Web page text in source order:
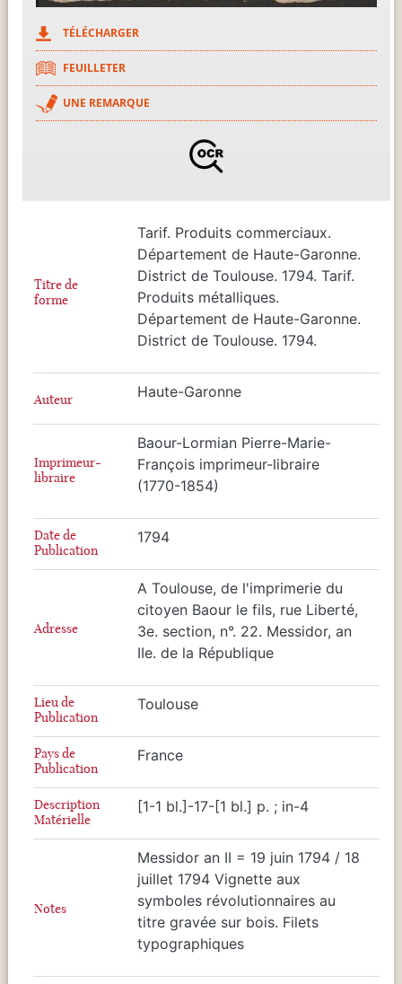
TÉLÉCHARGER
FEUILLETER
UNE REMARQUE
Titre de
forme
Tarif. Produits commerciaux.
Département de Haute-Garonne.
District de Toulouse. 1794. Tarif.
Produits métalliques.
Département de Haute-Garonne.
District de Toulouse. 1794.
Auteur Haute-Garonne
Imprimeur-
libraire
Baour-Lormian Pierre-Marie-
François imprimeur-libraire
(1770-1854)
Date de
Publication
1794
Adresse
A Toulouse, de l'imprimerie du
citoyen Baour le fils, rue Liberté,
3e. section, n°. 22. Messidor, an
IIe. de la République
Lieu de
Publication
Toulouse
Pays de
Publication
France
Description
Matérielle
[1-1 bl.]-17-[1 bl.] p. ; in-4
Notes
Messidor an II = 19 juin 1794 / 18
juillet 1794 Vignette aux
symboles révolutionnaires au
titre gravée sur bois. Filets
typographiques